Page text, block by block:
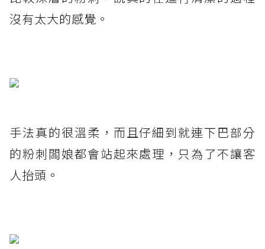
沒有太大的感覺。
手法真的很溫柔，而且仔細到就連下巴部分
的粉刺闆娘都會站起來處理，只為了不讓客
人抬頭。